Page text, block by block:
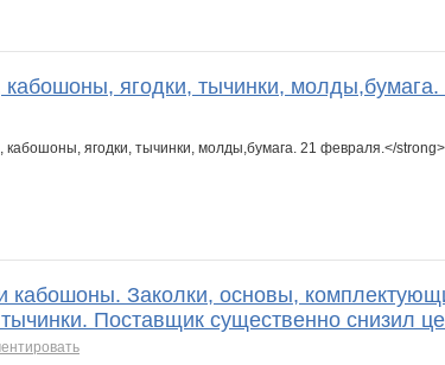
ягодки, тычинки,
ягодки, тычинки, молды,бумага. 21 февраля.</strong>
Заколки, основы,
Поставщик существенно снизил